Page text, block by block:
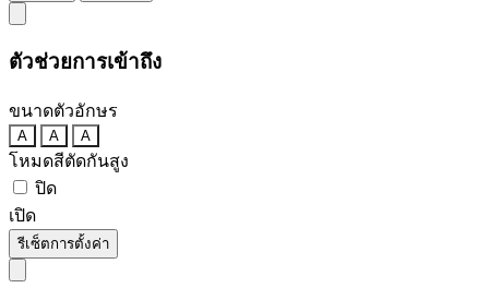
ตัวช่วยการเข้าถึง
ขนาดตัวอักษร
A A A
โหมดสีตัดกันสูง
ปิด
เปิด
รีเซ็ตการตั้งค่า